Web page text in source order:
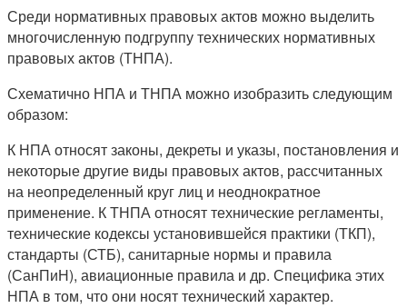
Среди нормативных правовых актов можно выделить
многочисленную подгруппу технических нормативных
правовых актов (ТНПА).
Схематично НПА и ТНПА можно изобразить следующим
образом:
К НПА относят законы, декреты и указы, постановления и
некоторые другие виды правовых актов, рассчитанных
на неопределенный круг лиц и неоднократное
применение. К ТНПА относят технические регламенты,
технические кодексы установившейся практики (ТКП),
стандарты (СТБ), санитарные нормы и правила
(СанПиН), авиационные правила и др. Специфика этих
НПА в том, что они носят технический характер.